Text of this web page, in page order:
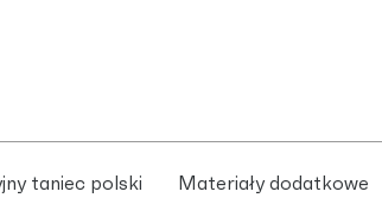
taniec polski Materiały dodatkowe